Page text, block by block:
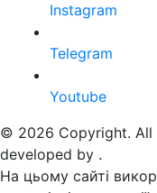
Instagram
Telegram
Youtube
© 2026 Copyright. All
developed by .
На цьому сайті